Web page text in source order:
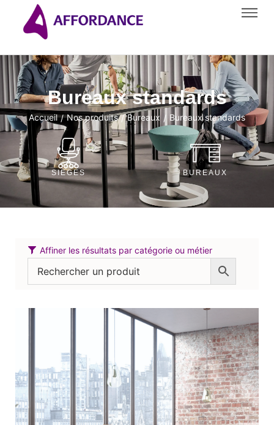
Bureaux standards
Accueil / Nos produits / Bureaux / Bureaux standards
SIÈGES BUREAUX
Affiner les résultats par catégorie ou métier